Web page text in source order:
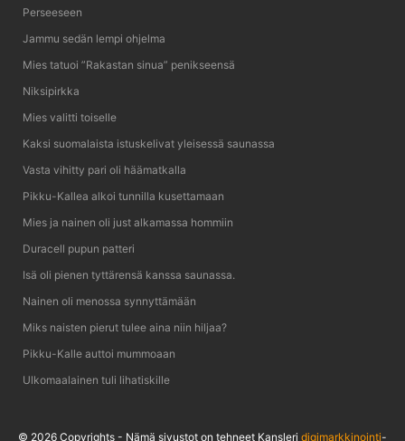
Perseeseen
Jammu sedän lempi ohjelma
Mies tatuoi ”Rakastan sinua” penikseensä
Niksipirkka
Mies valitti toiselle
Kaksi suomalaista istuskelivat yleisessä saunassa
Vasta vihitty pari oli häämatkalla
Pikku-Kallea alkoi tunnilla kusettamaan
Mies ja nainen oli just alkamassa hommiin
Duracell pupun patteri
Isä oli pienen tyttärensä kanssa saunassa.
Nainen oli menossa synnyttämään
Miks naisten pierut tulee aina niin hiljaa?
Pikku-Kalle auttoi mummoaan
Ulkomaalainen tuli lihatiskille
© 2026 Copyrights - Nämä sivustot on tehneet Kansleri digimarkkinointi-